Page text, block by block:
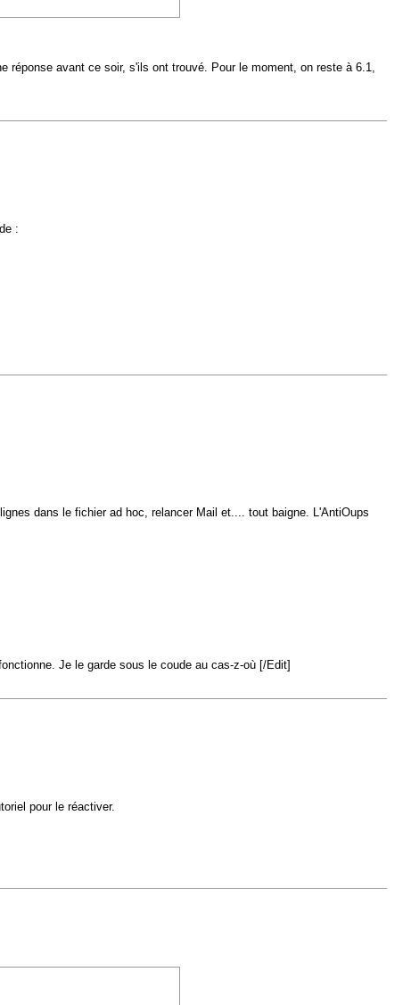
avant ce soir, s'ils ont trouvé. Pour le moment, on reste à 6.1,
:
dans le fichier ad hoc, relancer Mail et.... tout baigne. L'AntiOups
Je le garde sous le coude au cas-z-où [/Edit]
pour le réactiver.